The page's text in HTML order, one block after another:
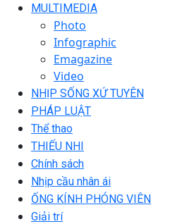
MULTIMEDIA
Photo
Infographic
Emagazine
Video
NHỊP SỐNG XỨ TUYÊN
PHÁP LUẬT
Thể thao
THIẾU NHI
Chính sách
Nhịp cầu nhân ái
ỐNG KÍNH PHÓNG VIÊN
Giải trí